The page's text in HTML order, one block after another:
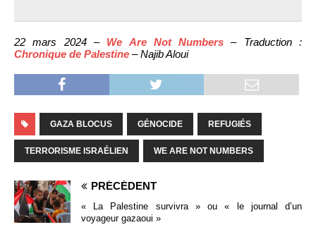
22 mars 2024 – We Are Not Numbers – Traduction :
Chronique de Palestine – Najib Aloui
GAZA BLOCUS GÉNOCIDE REFUGIÉS
TERRORISME ISRAÉLIEN WE ARE NOT NUMBERS
PRÉCÉDENT
« La Palestine survivra » ou « le journal d’un
voyageur gazaoui »